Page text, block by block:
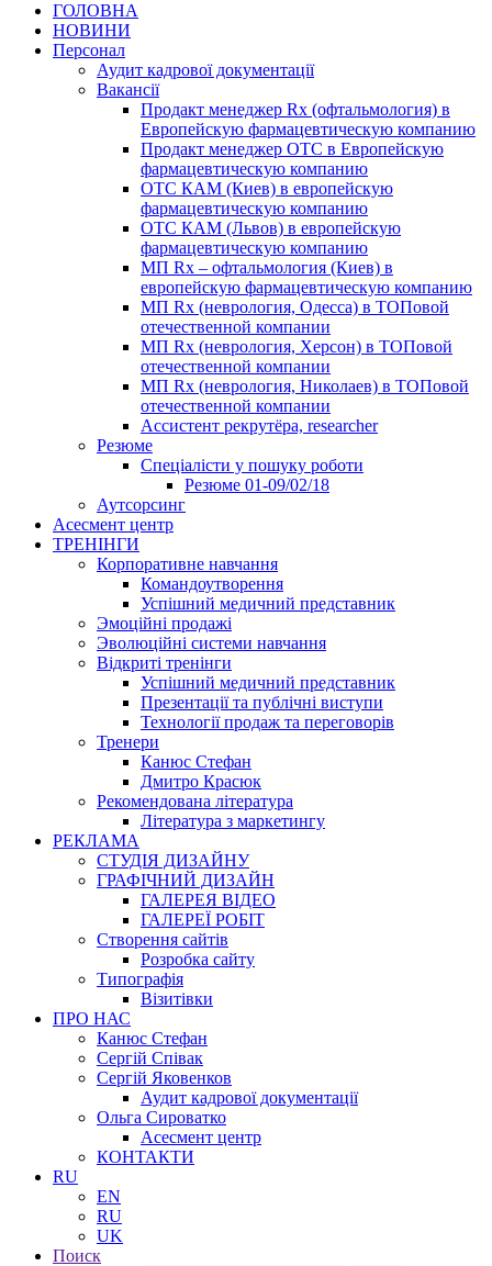
ГОЛОВНА
НОВИНИ
Персонал
Аудит кадрової документації
Вакансії
Продакт менеджер Rx (офтальмология) в
Европейскую фармацевтическую компанию
Продакт менеджер ОТС в Европейскую
фармацевтическую компанию
ОТС КАМ (Киев) в европейскую
фармацевтическую компанию
ОТС КАМ (Львов) в европейскую
фармацевтическую компанию
МП Rx – офтальмология (Киев) в
европейскую фармацевтическую компанию
МП Rx (неврология, Одесса) в ТОПовой
отечественной компании
МП Rx (неврология, Херсон) в ТОПовой
отечественной компании
МП Rx (неврология, Николаев) в ТОПовой
отечественной компании
Ассистент рекрутёра, researcher
Резюме
Cпеціалісти у пошуку роботи
Резюме 01-09/02/18
Аутсорсинг
Асесмент центр
ТРЕНІНГИ
Корпоративне навчання
Командоутворення
Успішний медичний представник
Эмоційні продажі
Эволюційні системи навчання
Відкриті тренінги
Успішний медичний представник
Презентації та публічні виступи
Технології продаж та переговорів
Тренери
Канюс Стефан
Дмитро Красюк
Рекомендована література
Література з маркетингу
РЕКЛАМА
СТУДІЯ ДИЗАЙНУ
ГРАФІЧНИЙ ДИЗАЙН
ГАЛЕРЕЯ ВІДЕО
ГАЛЕРЕЇ РОБІТ
Створення сайтів
Розробка сайту
Типографія
Візитівки
ПРО НАС
Канюс Стефан
Сергій Співак
Сергій Яковенков
Аудит кадрової документації
Ольга Сироватко
Асесмент центр
КОНТАКТИ
RU
EN
RU
UK
Поиск